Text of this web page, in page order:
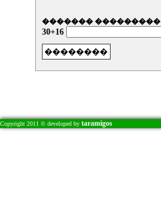
������� ���������
30+16
Copyright 2011 © developed by taramigos